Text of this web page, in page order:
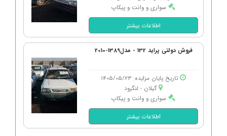
سواری و وانت و پیکاپ
اطلاعات بیشتر
فروش دولتی پراید 132 - مدل1389-2010
تاریخ پایان مزایده: 1405/05/23
گیلان - لنگرود
سواری و وانت و پیکاپ
اطلاعات بیشتر